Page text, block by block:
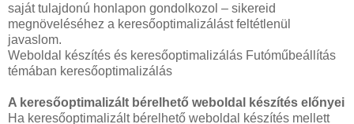
saját tulajdonú honlapon gondolkozol – sikereid
megnöveléséhez a keresőoptimalizálást feltétlenül
javaslom.
Weboldal készítés és keresőoptimalizálás Futóműbeállítás
témában keresőoptimalizálás
A keresőoptimalizált bérelhető weboldal készítés előnyei
Ha keresőoptimalizált bérelhető weboldal készítés mellett